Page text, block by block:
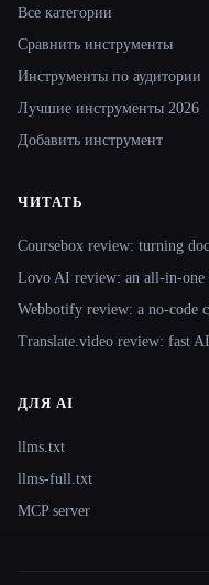
Все категории
Сравнить инструменты
Инструменты по аудитории
Лучшие инструменты 2026
Добавить инструмент
ЧИТАТЬ
Coursebox review: turning
Lovo AI review: an all-in-one
Webbotify review: a no-code
Translate.video review: fast
ДЛЯ AI
llms.txt
llms-full.txt
MCP server